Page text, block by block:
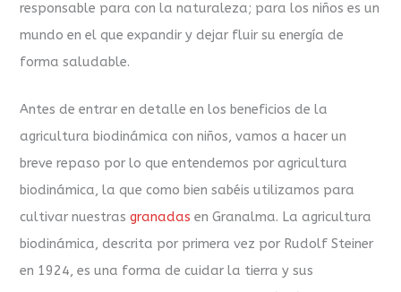
responsable para con la naturaleza; para los niños es un
mundo en el que expandir y dejar fluir su energía de
forma saludable.
Antes de entrar en detalle en los beneficios de la
agricultura biodinámica con niños, vamos a hacer un
breve repaso por lo que entendemos por agricultura
biodinámica, la que como bien sabéis utilizamos para
cultivar nuestrasgranadas en Granalma. La agricultura
biodinámica, descrita por primera vez por Rudolf Steiner
en 1924, es una forma de cuidar la tierra y sus